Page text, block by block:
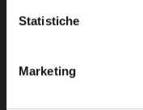
Statistiche
Marketing